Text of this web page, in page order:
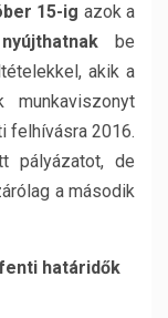
15-ig azok a
nyújthatnakbe
akik a
munkaviszonyt
felhívásra 2016.
pályázatot, de
a második
határidők